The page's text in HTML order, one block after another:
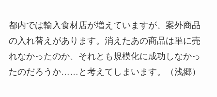
都内では輸入食材店が増えていますが、案外商品
の入れ替えがあります。消えたあの商品は単に売
れなかったのか、それとも規模化に成功しなかっ
たのだろうか……と考えてしまいます。（浅郷）